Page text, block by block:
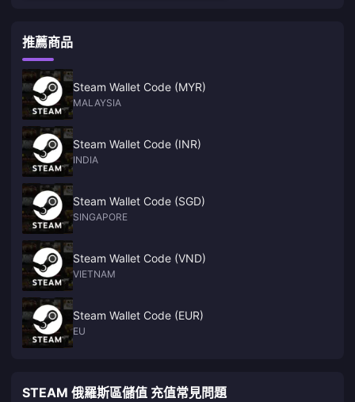
推薦商品
Steam Wallet Code (MYR)
MALAYSIA
Steam Wallet Code (INR)
INDIA
Steam Wallet Code (SGD)
SINGAPORE
Steam Wallet Code (VND)
VIETNAM
Steam Wallet Code (EUR)
EU
STEAM 俄羅斯區儲值 充值常見問題